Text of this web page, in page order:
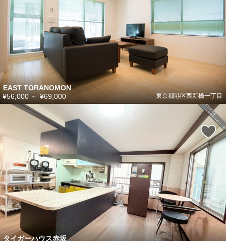
EAST TORANOMON
東京都港区西新橋一丁目
¥56,000 ～¥69,000
タイガーハウス赤坂